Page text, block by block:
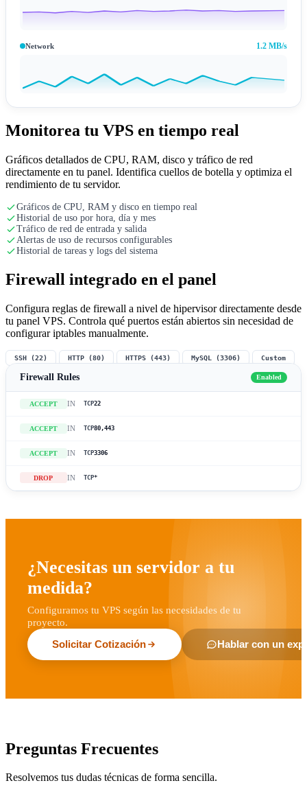
Network 1.2 MB/s
Monitorea tu VPS en tiempo real
Gráficos detallados de CPU, RAM, disco y tráfico de red
directamente en tu panel. Identifica cuellos de botella y optimiza el
rendimiento de tu servidor.
Gráficos de CPU, RAM y disco en tiempo real
Historial de uso por hora, día y mes
Tráfico de red de entrada y salida
Alertas de uso de recursos configurables
Historial de tareas y logs del sistema
Firewall integrado en el panel
Configura reglas de firewall a nivel de hipervisor directamente desde
tu panel VPS. Controla qué puertos están abiertos sin necesidad de
configurar iptables manualmente.
SSH (22) HTTP (80) HTTPS (443) MySQL (3306) Custom
Firewall Rules Enabled
ACCEPT IN TCP22
ACCEPT IN TCP80,443
ACCEPT IN TCP3306
DROP IN TCP*
¿Necesitas un servidor a tu
medida?
Configuramos tu VPS según las necesidades de tu
proyecto.
Solicitar Cotización
Hablar con un
Preguntas Frecuentes
Resolvemos tus dudas técnicas de forma sencilla.